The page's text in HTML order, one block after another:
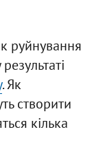
руйнування
. Як
створити
кілька